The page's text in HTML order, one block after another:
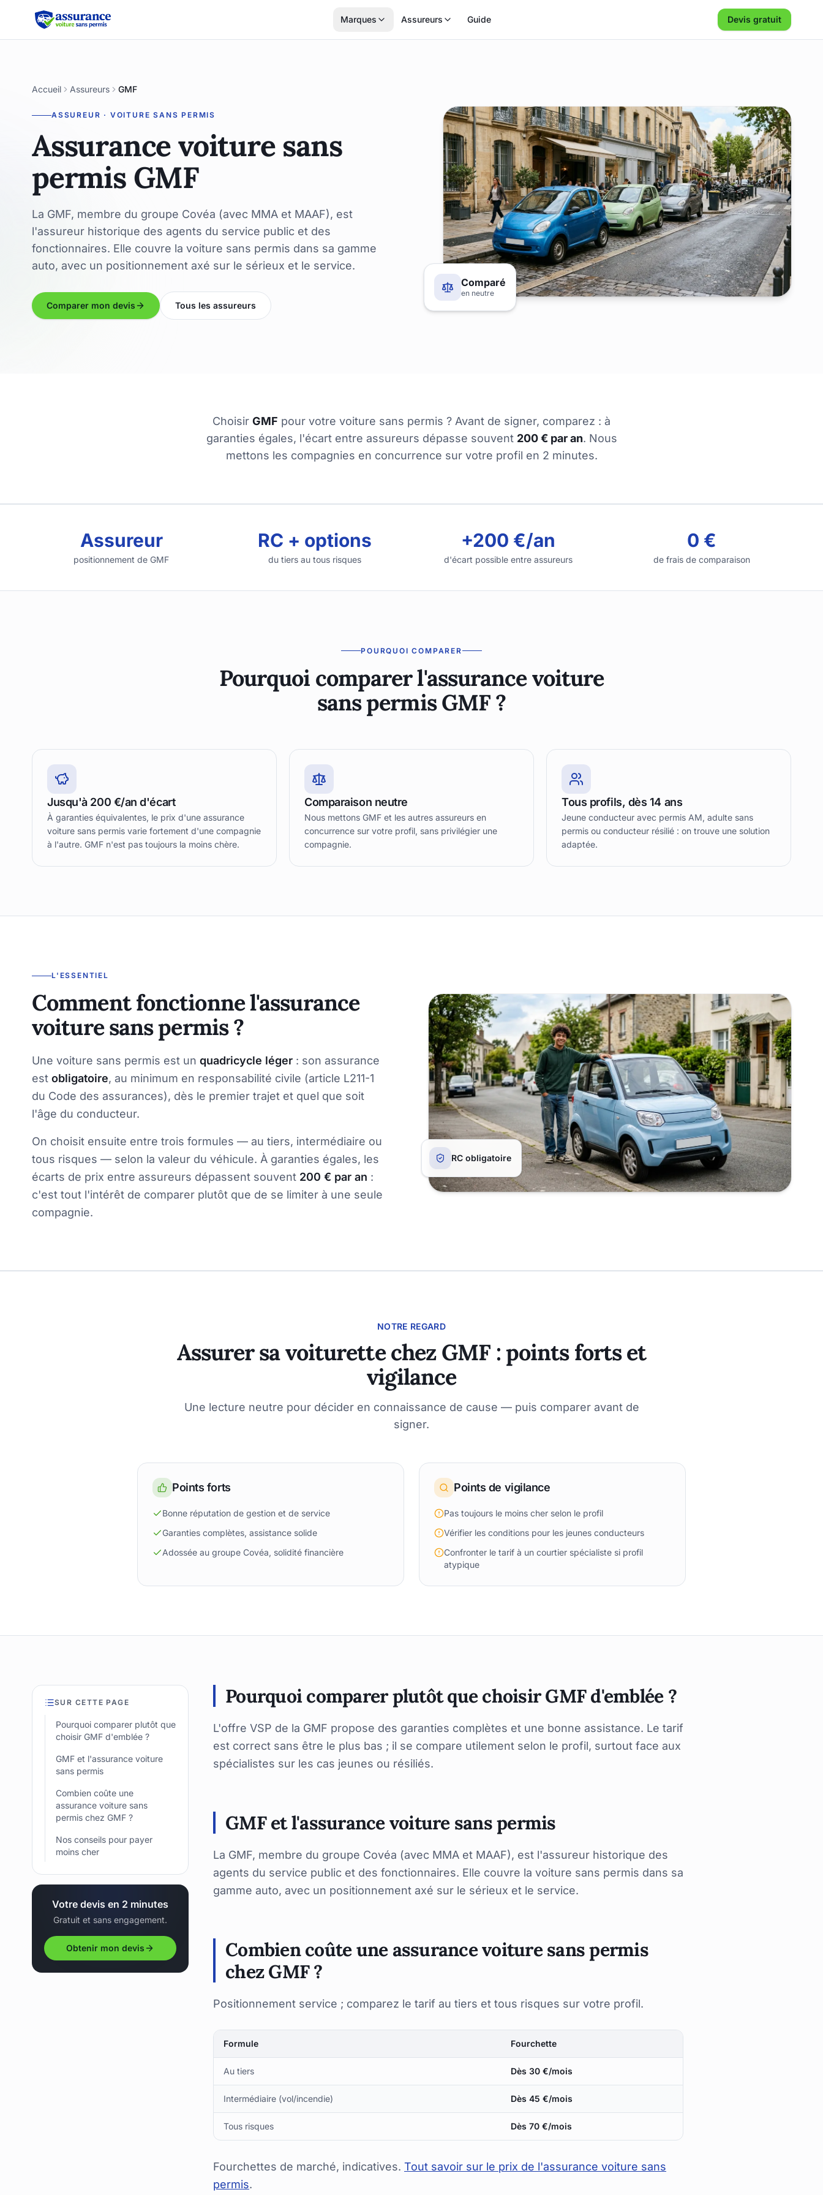
Marques Assureurs Guide Devis gratuit
Accueil Assureurs GMF
ASSUREUR · VOITURE SANS PERMIS
Assurance voiture sans
permis GMF
La GMF, membre du groupe Covéa (avec MMA et MAAF), est
l'assureur historique des agents du service public et des
fonctionnaires. Elle couvre la voiture sans permis dans sa gamme
auto, avec un positionnement axé sur le sérieux et le service.
Comparer mon devis Tous les assureurs
Comparé
en neutre
Choisir GMF pour votre voiture sans permis ? Avant de signer, comparez : à
garanties égales, l'écart entre assureurs dépasse souvent 200 € par an. Nous
mettons les compagnies en concurrence sur votre profil en 2 minutes.
Assureur
positionnement de GMF
RC + options
du tiers au tous risques
+200 €/an
d'écart possible entre assureurs
0 €
de frais de comparaison
POURQUOI COMPARER
Pourquoi comparer l'assurance voiture
sans permis GMF ?
Jusqu'à 200 €/an d'écart
À garanties équivalentes, le prix d'une assurance
voiture sans permis varie fortement d'une compagnie
à l'autre. GMF n'est pas toujours la moins chère.
Comparaison neutre
Nous mettons GMF et les autres assureurs en
concurrence sur votre profil, sans privilégier une
compagnie.
Tous profils, dès 14 ans
Jeune conducteur avec permis AM, adulte sans
permis ou conducteur résilié : on trouve une solution
adaptée.
RC obligatoire
L'ESSENTIEL
Comment fonctionne l'assurance
voiture sans permis ?
Une voiture sans permis est un quadricycle léger : son assurance
est obligatoire, au minimum en responsabilité civile (article L211-1
du Code des assurances), dès le premier trajet et quel que soit
l'âge du conducteur.
On choisit ensuite entre trois formules — au tiers, intermédiaire ou
tous risques — selon la valeur du véhicule. À garanties égales, les
écarts de prix entre assureurs dépassent souvent 200 € par an :
c'est tout l'intérêt de comparer plutôt que de se limiter à une seule
compagnie.
NOTRE REGARD
Assurer sa voiturette chez GMF : points forts et
vigilance
Une lecture neutre pour décider en connaissance de cause — puis comparer avant de
signer.
Points forts
Bonne réputation de gestion et de service
Garanties complètes, assistance solide
Adossée au groupe Covéa, solidité financière
Points de vigilance
Pas toujours le moins cher selon le profil
Vérifier les conditions pour les jeunes conducteurs
Confronter le tarif à un courtier spécialiste si profil
atypique
SUR CETTE PAGE
Pourquoi comparer plutôt que
choisir GMF d'emblée ?
GMF et l'assurance voiture
sans permis
Combien coûte une
assurance voiture sans
permis chez GMF ?
Nos conseils pour payer
moins cher
Votre devis en 2 minutes
Gratuit et sans engagement.
Obtenir mon devis
Pourquoi comparer plutôt que choisir GMF d'emblée ?
L'offre VSP de la GMF propose des garanties complètes et une bonne assistance. Le tarif
est correct sans être le plus bas ; il se compare utilement selon le profil, surtout face aux
spécialistes sur les cas jeunes ou résiliés.
GMF et l'assurance voiture sans permis
La GMF, membre du groupe Covéa (avec MMA et MAAF), est l'assureur historique des
agents du service public et des fonctionnaires. Elle couvre la voiture sans permis dans sa
gamme auto, avec un positionnement axé sur le sérieux et le service.
Combien coûte une assurance voiture sans permis
chez GMF ?
Positionnement service ; comparez le tarif au tiers et tous risques sur votre profil.
Formule Fourchette
Au tiers Dès 30 €/mois
Intermédiaire (vol/incendie) Dès 45 €/mois
Tous risques Dès 70 €/mois
Fourchettes de marché, indicatives. Tout savoir sur le prix de l'assurance voiture sans
permis.